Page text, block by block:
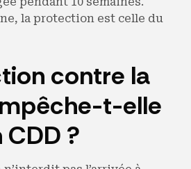
la protection est celle du
contre la
t-elle
CDD ?